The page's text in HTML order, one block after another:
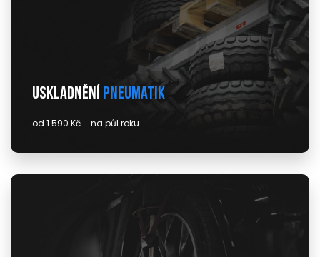
Uskladnění pneumatik
od 1.590 Kč na půl roku